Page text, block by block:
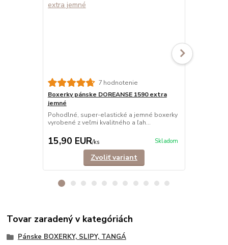
7 hodnotenie
Boxerky pánske DOREANSE 1590 extra
jemné
Pohodlné, super-elastické a jemné boxerky
vyrobené z veľmi kvalitného a ľah...
15,90 EUR/ks Skladom
Zvoliť variant
Tovar zaradený v kategóriách
Pánske BOXERKY, SLIPY, TANGÁ